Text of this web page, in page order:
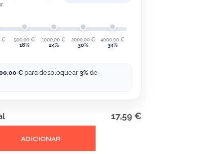
€ 500,00 €
18%
1000,00€
24%
2000,00 €
30%
4000,00 €
34%
€ para desbloquear3% de
17,59 €
ADICIONAR